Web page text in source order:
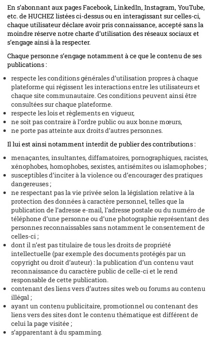
En s’abonnant aux pages Facebook, LinkedIn, Instagram, YouTube,
etc. de HUCHEZ listées ci-dessus ou en interagissant sur celles-ci,
chaque utilisateur déclare avoir pris connaissance, accepté sans la
moindre réserve notre charte d’utilisation des réseaux sociaux et
s’engage ainsi à la respecter.
Chaque personne s’engage notamment à ce que le contenu de ses
publications :
respecte les conditions générales d’utilisation propres à chaque
plateforme qui régissent les interactions entre les utilisateurs et
chaque site communautaire. Ces conditions peuvent ainsi être
consultées sur chaque plateforme.
respecte les lois et règlements en vigueur,
ne soit pas contraire à l’ordre public ou aux bonne mœurs,
ne porte pas atteinte aux droits d’autres personnes.
Il lui est ainsi notamment interdit de publier des contributions :
menaçantes, insultantes, diffamatoires, pornographiques, racistes,
xénophobes, homophobes, sexistes, antisémites ou islamophobes ;
susceptibles d’inciter à la violence ou d’encourager des pratiques
dangereuses ;
ne respectant pas la vie privée selon la législation relative à la
protection des données à caractère personnel, telles que la
publication de l’adresse e-mail, l’adresse postale ou du numéro de
téléphone d’une personne ou d’une photographie représentant des
personnes reconnaissables sans notamment le consentement de
celles-ci ;
dont il n’est pas titulaire de tous les droits de propriété
intellectuelle (par exemple des documents protégés par un
copyright ou droit d’auteur) : la publication d’un contenu vaut
reconnaissance du caractère public de celle-ci et le rend
responsable de cette publication.
contenant des liens vers d’autres sites web ou forums au contenu
illégal ;
ayant un contenu publicitaire, promotionnel ou contenant des
liens vers des sites dont le contenu thématique est différent de
celui la page visitée ;
s’apparentant à du spamming.